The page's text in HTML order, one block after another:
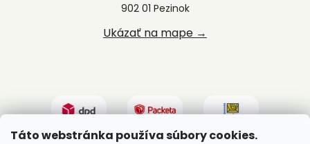
Táto webstránka používa súbory cookies.
902 01 Pezinok
Ukázať na mape →